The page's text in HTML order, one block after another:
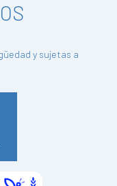
y sujetas a